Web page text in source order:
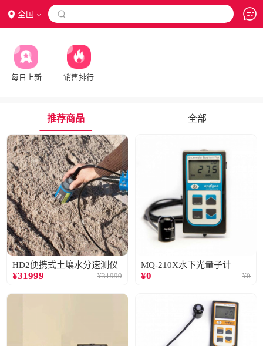
全国 
每日上新 销售排行
推荐商品 全部
HD2便携式土壤水分速测仪
¥31999 ¥31999
MQ-210X水下光量子计
¥0 ¥0